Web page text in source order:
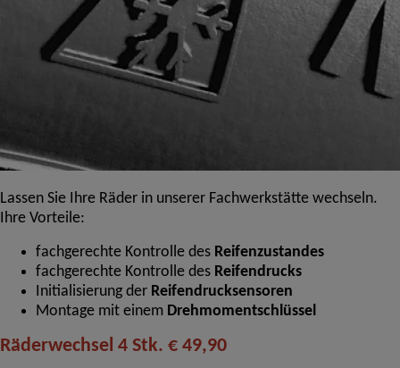
Lassen Sie Ihre Räder in unserer Fachwerkstätte wechseln.
Ihre Vorteile:
fachgerechte Kontrolle des Reifenzustandes
fachgerechte Kontrolle des Reifendrucks
Initialisierung der Reifendrucksensoren
Montage mit einem Drehmomentschlüssel
Räderwechsel 4 Stk. € 49,90